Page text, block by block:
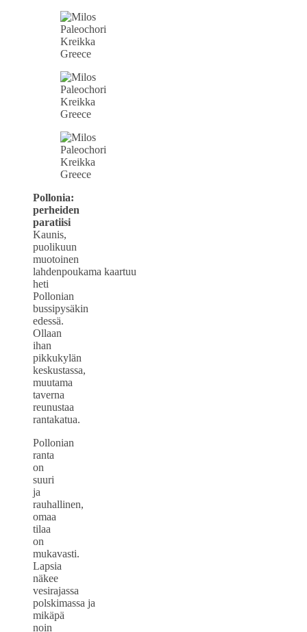
Pollonia:
perheiden
paratiisi
Kaunis,
puolikuun
muotoinen
lahdenpoukama kaartuu
heti
Pollonian
bussipysäkin
edessä.
Ollaan
ihan
pikkukylän
keskustassa,
muutama
taverna
reunustaa
rantakatua.
Pollonian
ranta
on
suuri
ja
rauhallinen,
omaa
tilaa
on
mukavasti.
Lapsia
näkee
vesirajassa
polskimassa ja
mikäpä
noin